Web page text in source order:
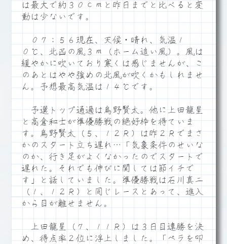
は最大で約３０ｃｍと昨日までと比べると変
動は少ないです。
０７：５６現在、天候・晴れ、気温１
０℃、北西の風３ｍ（ホーム追い風）。風は
緩やかに吹いており寒くは感じませんが、こ
のあとはやや強めの北風が吹くかもしれませ
ん。予想最高気温は１４℃です。
予選トップ通過は烏野賢太。他に上田龍星
と高倉和士が準優勝戦の絶好枠を得ていま
す。烏野賢太（５、１２Ｒ）は昨２Ｒでまさ
かのスタート立ち遅れ…「気象条件のせいな
のか、行き足がよくなかったのでスタートで
遅れた。それでも伸びに関しては節イチで
す」と話していました。準優勝戦は石川真二
（１、１２Ｒ）と同じレースとあって、進入
から目が離せません。
上田龍星（７、１１Ｒ）は３日目連勝を決
め、得点率２位に浮上しました。「ペラを叩